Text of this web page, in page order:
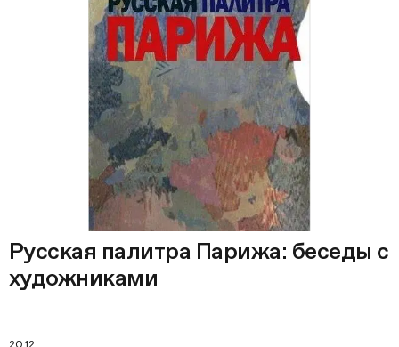
Русская палитра Парижа: беседы с
художниками
2012